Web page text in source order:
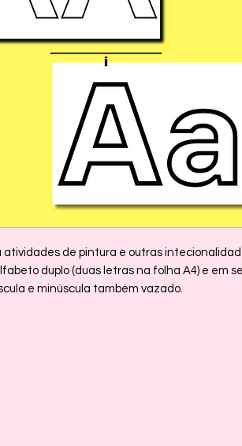
de pintura e outras
duplo (duas letras na folha A4) e em
e minúscula também vazado.